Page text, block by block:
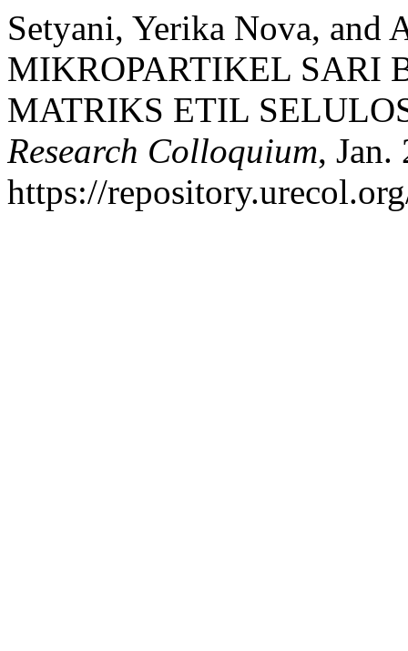
Setyani, Yerika Nova,
MIKROPARTIKEL SARI
MATRIKS ETIL
Research Colloquium, Jan.
https://